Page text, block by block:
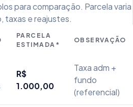
para comparação. Parcela varia
taxas e reajustes.
PARCELA
ESTIMADA*
OBSERVAÇÃO
R$
1.000,00
Taxa adm +
fundo
(referencial)